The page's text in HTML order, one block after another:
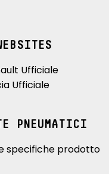
Ufficiale
Ufficiale
PNEUMATICI
specifiche prodotto